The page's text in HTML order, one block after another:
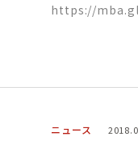
https://
ニュース